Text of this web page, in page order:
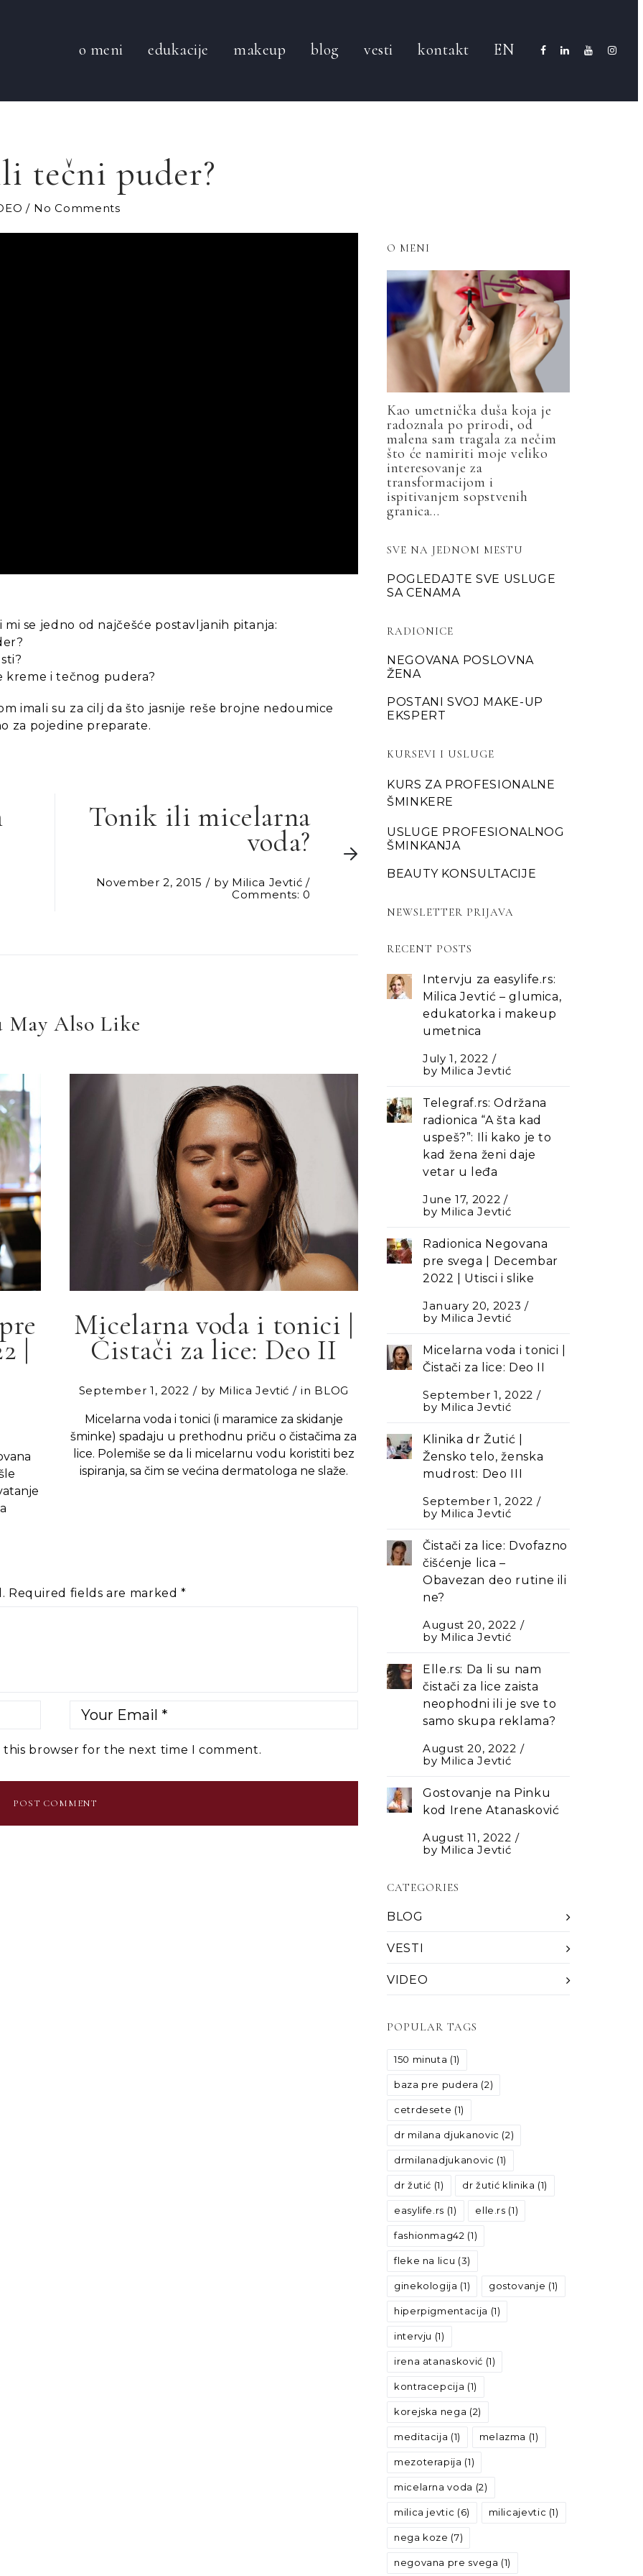
o meni edukacije makeup blog vesti kontakt EN
tečni puder?
No Comments
se jedno od najčešće postavljanih pitanja:
kreme i tečnog pudera?
imali su za cilj da što jasnije reše brojne nedoumice
za pojedine preparate.
Tonik ili micelarna
voda?
November 2, 2015 by Milica Jevtić
Comments: 0
May Also Like
|
Micelarna voda i tonici |
Čistači za lice: Deo II
September 1, 2022 by Milica Jevtić in BLOG
Micelarna voda i tonici (i maramice za skidanje
šminke) spadaju u prethodnu priču o čistačima za
lice. Polemiše se da li micelarnu vodu koristiti bez
ispiranja, sa čim se većina dermatologa ne slaže.
Required fields are marked*
this browser for the next time I comment.
O MENI
Kao umetnička duša koja je
radoznala po prirodi, od
malena sam tragala za nečim
što će namiriti moje veliko
interesovanje za
transformacijom i
ispitivanjem sopstvenih
granica...
SVE NA JEDNOM MESTU
POGLEDAJTE SVE USLUGE
SA CENAMA
RADIONICE
NEGOVANA POSLOVNA
ŽENA
POSTANI SVOJ MAKE-UP
EKSPERT
KURSEVI I USLUGE
KURS ZA PROFESIONALNE
ŠMINKERE
USLUGE PROFESIONALNOG
ŠMINKANJA
BEAUTY KONSULTACIJE
NEWSLETTER PRIJAVA
RECENT POSTS
Intervju za easylife.rs:
Milica Jevtić – glumica,
edukatorka i makeup
umetnica
July 1, 2022
by Milica Jevtić
Telegraf.rs: Održana
radionica “A šta kad
uspeš?”: Ili kako je to
kad žena ženi daje
vetar u leđa
June 17, 2022
by Milica Jevtić
Radionica Negovana
pre svega | Decembar
2022 | Utisci i slike
January 20, 2023
by Milica Jevtić
Micelarna voda i tonici |
Čistači za lice: Deo II
September 1, 2022
by Milica Jevtić
Klinika dr Žutić |
Žensko telo, ženska
mudrost: Deo III
September 1, 2022
by Milica Jevtić
Čistači za lice: Dvofazno
čišćenje lica –
Оbavezan deo rutine ili
ne?
August 20, 2022
by Milica Jevtić
Elle.rs: Da li su nam
čistači za lice zaista
neophodni ili je sve to
samo skupa reklama?
August 20, 2022
by Milica Jevtić
Gostovanje na Pinku
kod Irene Atanasković
August 11, 2022
by Milica Jevtić
CATEGORIES
BLOG
VESTI
VIDEO
POPULAR TAGS
150 minuta (1)
baza pre pudera (2)
cetrdesete (1)
dr milana djukanovic (2)
drmilanadjukanovic (1)
dr žutić (1) dr žutić klinika (1)
easylife.rs (1) elle.rs (1)
fashionmag42 (1)
fleke na licu (3)
ginekologija (1) gostovanje (1)
hiperpigmentacija (1)
intervju (1)
irena atanasković (1)
kontracepcija (1)
korejska nega (2)
meditacija (1) melazma (1)
mezoterapija (1)
micelarna voda (2)
milica jevtic (6) milicajevtic (1)
nega koze (7)
negovana pre svega (1)